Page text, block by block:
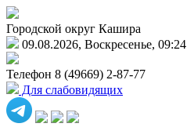
Городской округ Кашира
09.08.2026, Воскресенье, 09:24
Телефон 8 (49669) 2-87-77
Для слабовидящих